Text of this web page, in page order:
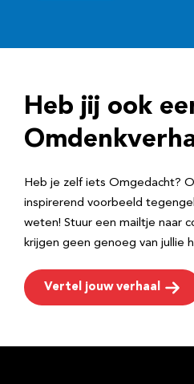
r
e
Heb jij ook
Heb je zelf iets Omgedacht?
inspirerend voorbeeld
weten! Stuur een mailtje naar
krijgen geen genoeg van jullie
Vertel jouw verhaal